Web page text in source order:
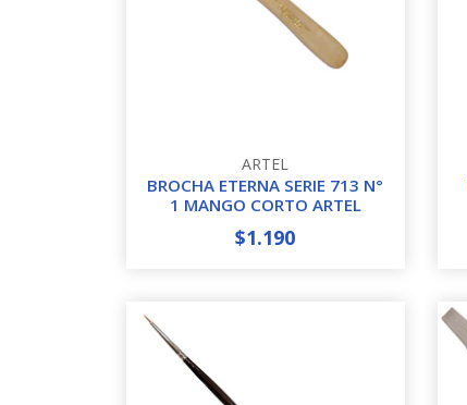
ARTEL
BROCHA ETERNA SERIE 713 N°
1 MANGO CORTO ARTEL
+
$1.190